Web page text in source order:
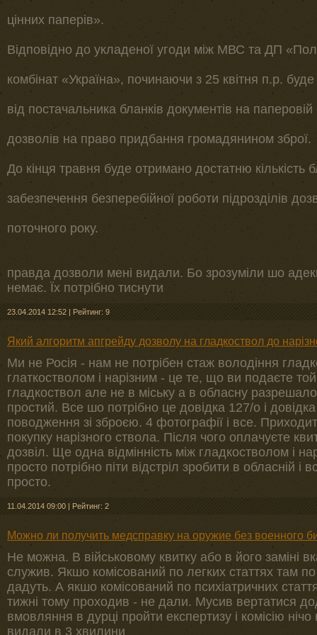
цінних паперів».
Відповідно до укладеної угоди між МВС та ДП
комбінат «Україна», починаючи з 25 квітня п.р.
від постачальника бланків документів на паперовій
дозволів на право придбання громадянином зброї.
До кінця травня буде отримано достатню кількість
забезпечення безперебійної роботи підрозділів
поточного року.
правда дозволи мені видали. Бо зрозуміли шо
немає. Їх потрібно тиснути
23.04.2014 12:52 | Рейтинг: 9
Який алгоритм апгрейду дозволу на гладкоствол до
Ми не Росія - нам не потрібен стаж володіння
глаткостволом і нарізним - це те, що ви подаєте
гладкоствол але не в міську а в обласну
простий. Все шо потрібно це довідка 127/о і довідка
поводження зі зброєю. 4 фотографії і все.
покупку нарізного ствола. Після чого оплачуєте
дозвіл. Ще одна відмінність між гладкостволом і
просто потрібно піти відстріл зробити в обласній
просто.
11.04.2014 09:00 | Рейтинг: 2
Можно ли получить медсправку на оружие без военного
Не можна. В військовому квитку або в його заміні
служив. Якшо комісований по легких статтях там
дадуть. А якшо комісований по психіатричних
тижні тому проходив - не дали. Мусив вертатися
вмовляння в дурці пройти експертизу і комісію
видали в 3 хвилини